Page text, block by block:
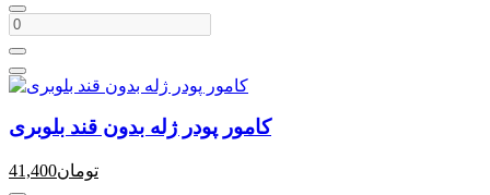
کامور پودر ژله بدون قند بلوبری
41,400تومان